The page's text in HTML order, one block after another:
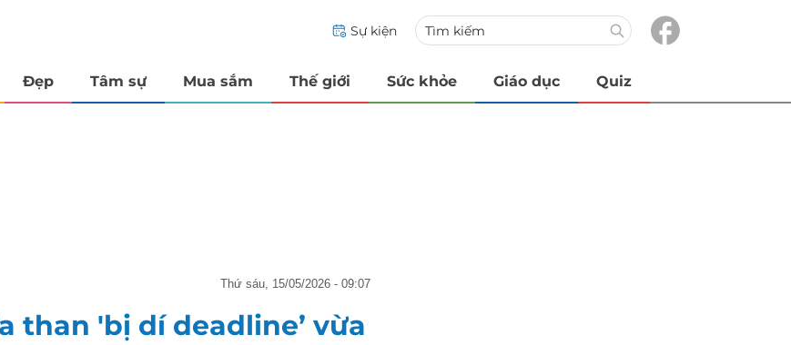
Sự kiện
Đẹp Tâm sự Mua sắm Thế giới Sức khỏe Giáo dục Quiz
thứ sáu, 15/05/2026 - 09:07
than 'bị dí deadline’ vừa